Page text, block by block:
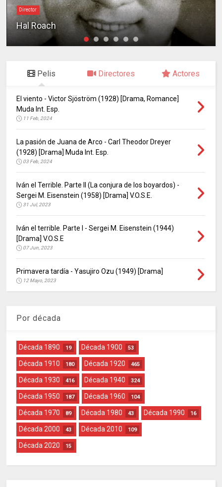
Director
Hal Roach
Pelis Directores Actores
El viento - Victor Sjöström (1928) [Drama, Romance]
Muda Int. Esp.
11 Feb, 2024
La pasión de Juana de Arco - Carl Theodor Dreyer
(1928) [Drama] Muda Int. Esp.
03 Feb, 2024
Iván el Terrible. Parte II (La conjura de los boyardos) -
Sergei M. Eisenstein (1958) [Drama] V.O.S.E.
31 Jul, 2023
Iván el terrible. Parte I - Sergei M. Eisenstein (1944)
[Drama] V.O.S.E
07 Jun, 2023
Primavera tardía - Yasujiro Ozu (1949) [Drama]
12 Mayo, 2023
Por década
Década 1890 19 Década 1900 53
Década 1910 180 Década 1920 465
Década 1930 416 Década 1940 324
Década 1950 187 Década 1960 104
Década 1970 89 Década 1980 43 Década 1990 16
Década 2000 43 Década 2010 109
Década 2020 15